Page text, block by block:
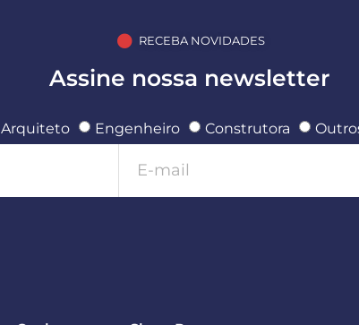
RECEBA NOVIDADES
Assine nossa newsletter
Arquiteto Engenheiro Construtora